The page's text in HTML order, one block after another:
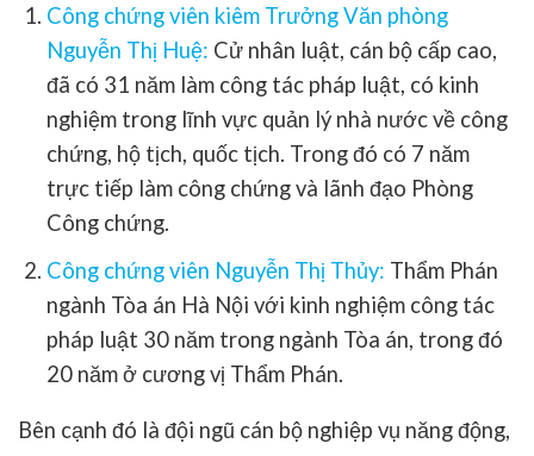
Công chứng viên kiêm Trưởng Văn phòng
Nguyễn Thị Huệ: Cử nhân luật, cán bộ cấp cao,
đã có 31 năm làm công tác pháp luật, có kinh
nghiệm trong lĩnh vực quản lý nhà nước về công
chứng, hộ tịch, quốc tịch. Trong đó có 7 năm
trực tiếp làm công chứng và lãnh đạo Phòng
Công chứng.
Công chứng viên Nguyễn Thị Thủy: Thẩm Phán
ngành Tòa án Hà Nội với kinh nghiệm công tác
pháp luật 30 năm trong ngành Tòa án, trong đó
20 năm ở cương vị Thẩm Phán.
Bên cạnh đó là đội ngũ cán bộ nghiệp vụ năng động,